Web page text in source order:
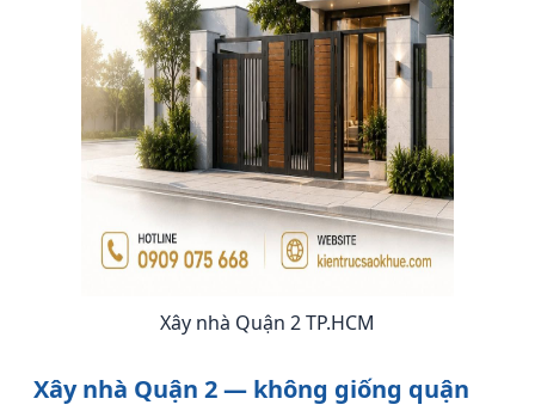
Xây nhà Quận 2 TP.HCM
Xây nhà Quận 2 — không giống quận